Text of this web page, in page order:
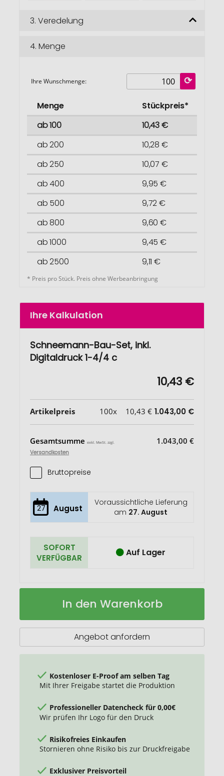
3. Veredelung
4. Menge
Ihre Wunschmenge:
Menge
Stückpreis*
ab 100
10,43 €
ab 200
10,28 €
ab 250
10,07 €
ab 400
9,95 €
ab 500
9,72 €
ab 800
9,60 €
ab 1000
9,45 €
ab 2500
9,11 €
* Preis pro Stück. Preis ohne Werbeanbringung
Ihre Kalkulation
Schneemann-Bau-Set, inkl.
Digitaldruck 1-4/4 c
10,43 €
Artikelpreis 100x 10,43 € 1.043,00 €
Gesamtsumme exkl. MwSt. zzgl.
Versandkosten
1.043,00 €
Bruttopreise
27 August
Voraussichtliche Lieferung
am 27. August
SOFORT
VERFÜGBAR
Auf Lager
Schneemann-
Auf
In den Warenkorb
Angebot anfordern
Kostenloser E-Proof am selben Tag
Mit Ihrer Freigabe startet die Produktion
Professioneller Datencheck für 0,00€
Wir prüfen Ihr Logo für den Druck
Risikofreies Einkaufen
Stornieren ohne Risiko bis zur Druckfreigabe
Exklusiver Preisvorteil